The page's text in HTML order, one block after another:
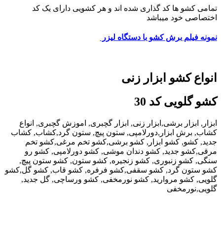
تمامی کشو ها کد گذاری شده اند و هر کشویی دارای یک کد
اختصاصی خود میباشد
نمونه فیلم برش کشو با دستگاه لیزر
انواع کشو ابزار زنی
کشو گلویی کد 30
ابزار, ابزار برشی,ابزار زنی, ابزار گچبری, اموزش گچبری, انواع
کشاب, برش ابزار,دورلامپی, ستون پیچ, ستون گرد,کشاب, کشاب
جدید, کشو, کشو ابزار, کشو برشی,کشو تخم مرغی,کشو تخم
مرقی,کشو جدید, کشو دندان موشی, کشو دورلامپی, کشو رو
سنگی, کشو زنبوری, کشو زنجیره, کشو ستون, کشو ستون پیچ,
کشو ستون گرد, کشو سقفی,کشو فرفره, کشو قاب, کشو گل,کشو
گلویی, کشو مروارید, کشو نورمخفی, کشو ورساچی, گل جدید,
گلویی,نورمخفی